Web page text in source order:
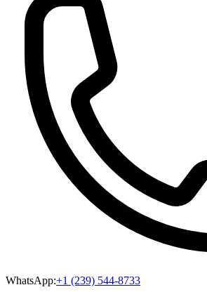
WhatsApp:+1 (239) 544-8733